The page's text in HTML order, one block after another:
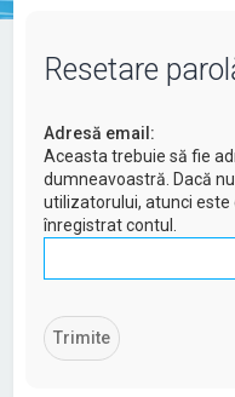
Resetare
Adresă email:
Aceasta trebuie să fie
dumneavoastră. Dacă
utilizatorului, atunci este
înregistrat contul.